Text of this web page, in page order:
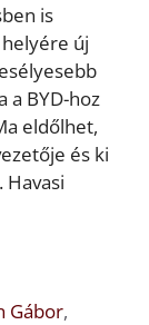
is
új
a BYD-hoz
eldőlhet,
és ki
Gábor,